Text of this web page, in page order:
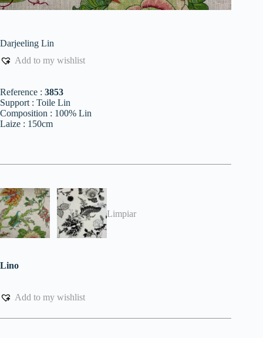
Darjeeling Lin
Add to my wishlist
Reference : 3853
Support : Toile Lin
Composition : 100% Lin
Laize : 150cm
Limpiar
Lino
Add to my wishlist